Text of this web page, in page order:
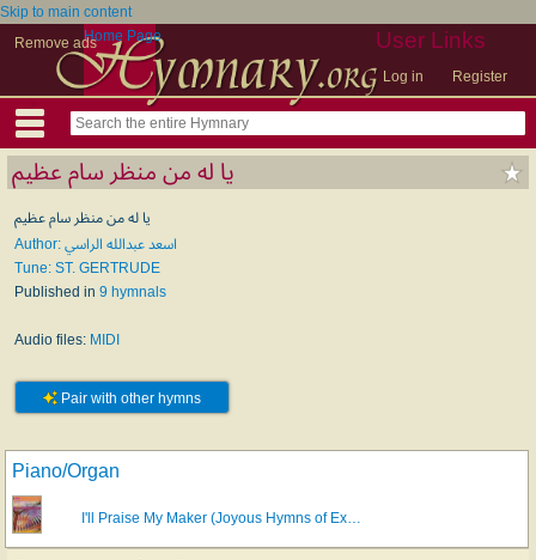
Skip to main content
Remove ads
User Links
Log in Register
Home Page
يا له من منظر سام عظيم
يا له من منظر سام عظيم
Author: اسعد عبدالله الراسي
Tune: ST. GERTRUDE
Published in 9 hymnals
Audio files: MIDI
Pair with other hymns
Piano/Organ
I'll Praise My Maker (Joyous Hymns of Ex…